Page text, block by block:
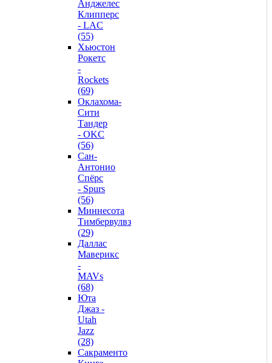
Анджелес
Клипперс
- LAC
(55)
Хьюстон
Рокетс
-
Rockets
(69)
Оклахома-
Сити
Тандер
- OKC
(56)
Сан-
Антонио
Спёрс
- Spurs
(56)
Миннесота
Тимбервулвз
(29)
Даллас
Маверикс
-
MAVs
(68)
Юта
Джаз -
Utah
Jazz
(28)
Сакраменто